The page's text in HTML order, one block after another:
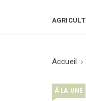
Accueil
À LA UNE